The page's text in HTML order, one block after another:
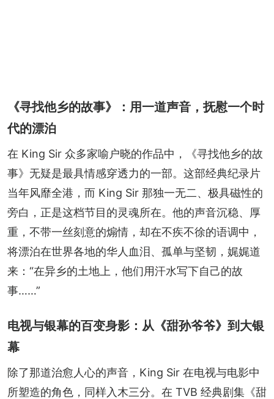
《寻找他乡的故事》：用一道声音，抚慰一个时
代的漂泊
在 King Sir 众多家喻户晓的作品中，《寻找他乡的故
事》无疑是最具情感穿透力的一部。这部经典纪录片
当年风靡全港，而 King Sir 那独一无二、极具磁性的
旁白，正是这档节目的灵魂所在。他的声音沉稳、厚
重，不带一丝刻意的煽情，却在不疾不徐的语调中，
将漂泊在世界各地的华人血泪、孤单与坚韧，娓娓道
来：“在异乡的土地上，他们用汗水写下自己的故
事……”
电视与银幕的百变身影：从《甜孙爷爷》到大银
幕
除了那道治愈人心的声音，King Sir 在电视与电影中
所塑造的角色，同样入木三分。在 TVB 经典剧集《甜